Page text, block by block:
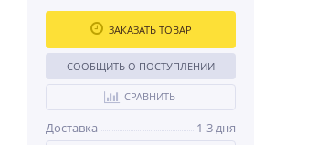
ЗАКАЗАТЬ ТОВАР
СООБЩИТЬ О ПОСТУПЛЕНИИ
СРАВНИТЬ
Доставка 1-3 дня